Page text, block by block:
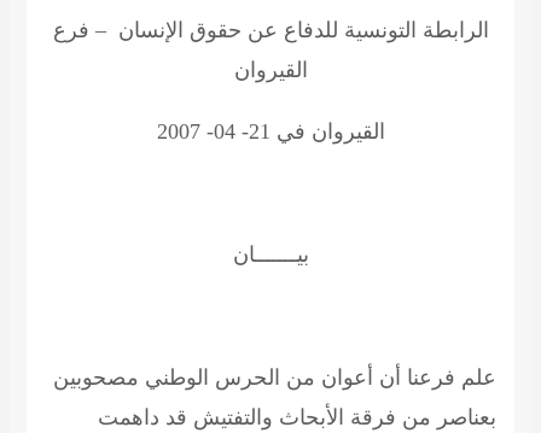
الرابطة التونسية للدفاع عن حقوق الإنسان – فرع
القيروان
القيروان في 21- 04- 2007
بيـــــــان
علم فرعنا أن أعوان من الحرس الوطني مصحوبين
بعناصر من فرقة الأبحاث والتفتيش قد داهمت